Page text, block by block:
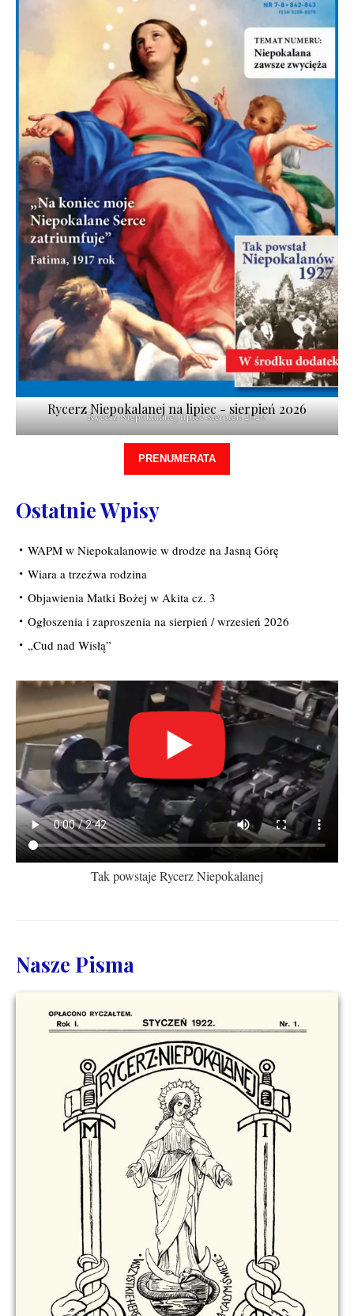
Rycerz Niepokalanej lipiec-sierpień 2026
Rycerz Niepokalanej na lipiec - sierpień 2026
PRENUMERATA
Ostatnie Wpisy
WAPM w Niepokalanowie w drodze na Jasną Górę
Wiara a trzeźwa rodzina
Objawienia Matki Bożej w Akita cz. 3
Ogłoszenia i zaproszenia na sierpień / wrzesień 2026
„Cud nad Wisłą”
Tak powstaje Rycerz Niepokalanej
Nasze Pisma